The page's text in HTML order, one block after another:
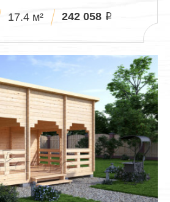
17.4 м² 242 058 i